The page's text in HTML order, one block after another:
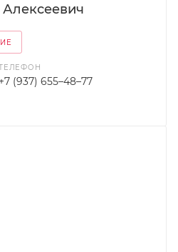
+7 (937) 655–48–77